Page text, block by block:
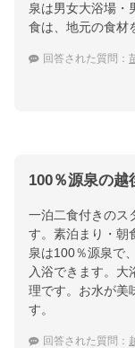
泉は男女大浴場・
食は、地元の食材
回答された質問：
100％源泉の
一泊二食付きのス
す。素泊まり・朝
泉は100％源泉で
入浴できます。大
理です。お水が美
す。
回答された質問：